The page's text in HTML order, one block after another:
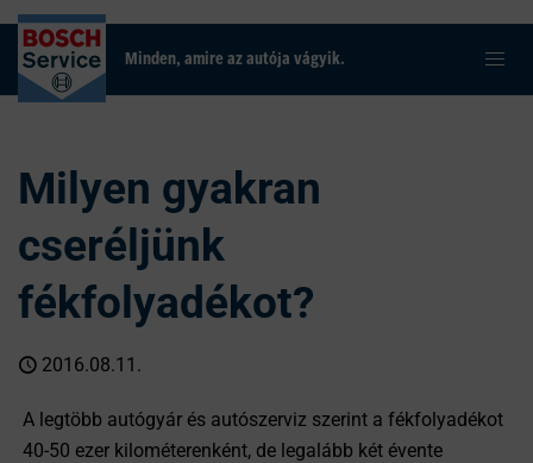
Minden, amire az autója vágyik.
Milyen gyakran
cseréljünk
fékfolyadékot?
2016.08.11.
A legtöbb autógyár és autószerviz szerint a fékfolyadékot
40-50 ezer kilométerenként, de legalább két évente